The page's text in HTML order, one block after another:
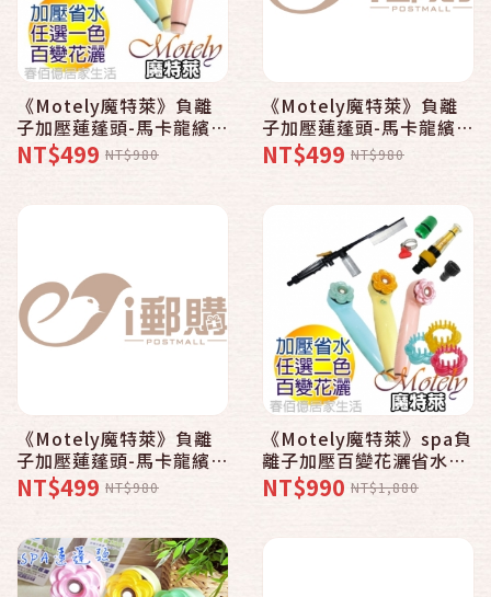
《Motely魔特萊》負離
子加壓蓮蓬頭-馬卡龍繽紛
色系〈8SMx粉紅1 香精
x3 頭皮梳x1〉舒壓按摩
NT$499 NT$980
《Motely魔特萊》負離
子加壓蓮蓬頭-馬卡龍繽紛
色系〈8SM粉藍x1 香精
x3 頭皮梳x1〉舒壓按摩
NT$499 NT$980
《Motely魔特萊》負離
子加壓蓮蓬頭-馬卡龍繽紛
色系〈8SM粉黃x1 香精
x3 頭皮梳x1〉舒壓按摩
NT$499 NT$980
《Motely魔特萊》spa負
離子加壓百變花灑省水蓮
蓬頭-馬卡龍8SMx2〈贈
按摩梳x2、水槍4件包
NT$990 NT$1,880